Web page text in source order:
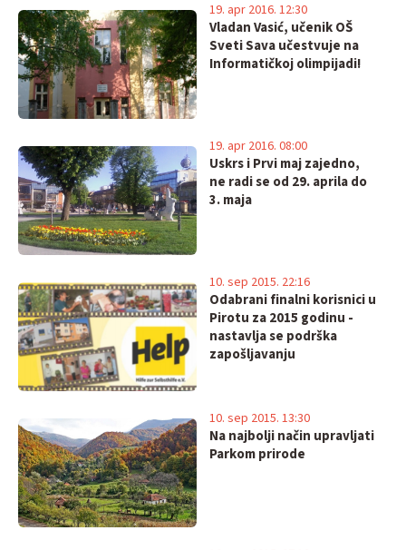
Vladan Vasić, učenik OŠ
Sveti Sava učestvuje na
Informatičkoj olimpijadi!
19. apr 2016. 12:30
Uskrs i Prvi maj zajedno,
ne radi se od 29. aprila do
3. maja
19. apr 2016. 08:00
Odabrani finalni korisnici u
Pirotu za 2015 godinu -
nastavlja se podrška
zapošljavanju
10. sep 2015. 22:16
Na najbolji način upravljati
Parkom prirode
10. sep 2015. 13:30